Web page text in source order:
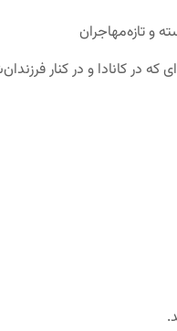
و تازه‌مهاجران
در کانادا و در کنار